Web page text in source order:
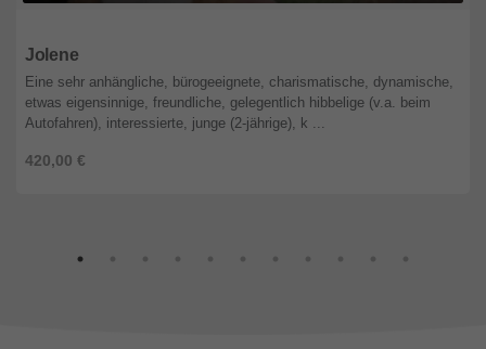
Jolene
420,00 €
Eine sehr anhängliche, bürogeeignete, charismatische, dynamische,
etwas eigensinnige, freundliche, gelegentlich hibbelige (v.a. beim
Autofahren), interessierte, junge (2-jährige), k ...